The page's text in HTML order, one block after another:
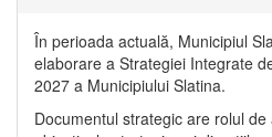
În perioada actuală, Municipiul
elaborare a Strategiei Integrate
2027 a Municipiului Slatina.
Documentul strategic are rolul